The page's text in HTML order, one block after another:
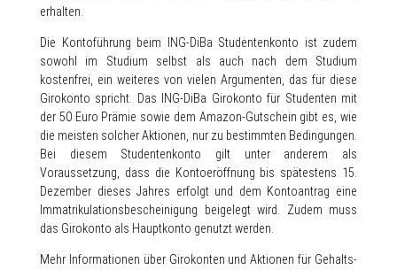
erhalten.
Die Kontoführung beim ING-DiBa Studentenkonto ist zudem
sowohl im Studium selbst als auch nach dem Studium
kostenfrei, ein weiteres von vielen Argumenten, das für diese
Girokonto spricht. Das ING-DiBa Girokonto für Studenten mit
der 50 Euro Prämie sowie dem Amazon-Gutschein gibt es, wie
die meisten solcher Aktionen, nur zu bestimmten Bedingungen.
Bei diesem Studentenkonto gilt unter anderem als
Voraussetzung, dass die Kontoeröffnung bis spätestens 15.
Dezember dieses Jahres erfolgt und dem Kontoantrag eine
Immatrikulationsbescheinigung beigelegt wird. Zudem muss
das Girokonto als Hauptkonto genutzt werden.
Mehr Informationen über Girokonten und Aktionen für Gehalts-